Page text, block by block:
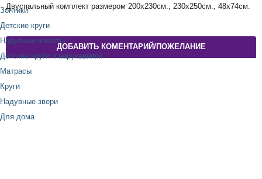
Зонтики
Детские круги
Надувные жилеты
Детские круги и нарукавники
Матрасы
Круги
Надувные звери
Для дома
Двуспальный комплект размером 200х230см., 230х250см., 48х74см.
ДОБАВИТЬ КОМЕНТАРИЙ/ПОЖЕЛАНИЕ